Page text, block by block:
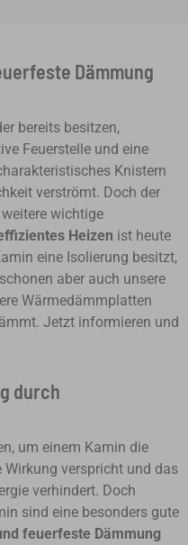
Dämmung
bereits besitzen,
Feuerstelle und eine
Knistern
verströmt. Doch der
wichtige
Heizen ist heute
eine Isolierung besitzt,
aber auch unsere
Wärmedämmplatten
Jetzt informieren und
durch
um einem Kamin die
Wirkung verspricht und das
verhindert. Doch
sind eine besonders gute
feuerfeste Dämmung